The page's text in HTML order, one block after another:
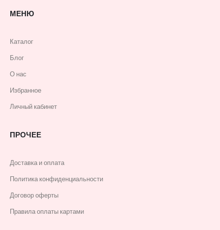
МЕНЮ
Каталог
Блог
О нас
Избранное
Личный кабинет
ПРОЧЕЕ
Доставка и оплата
Политика конфиденциальности
Договор оферты
Правила оплаты картами